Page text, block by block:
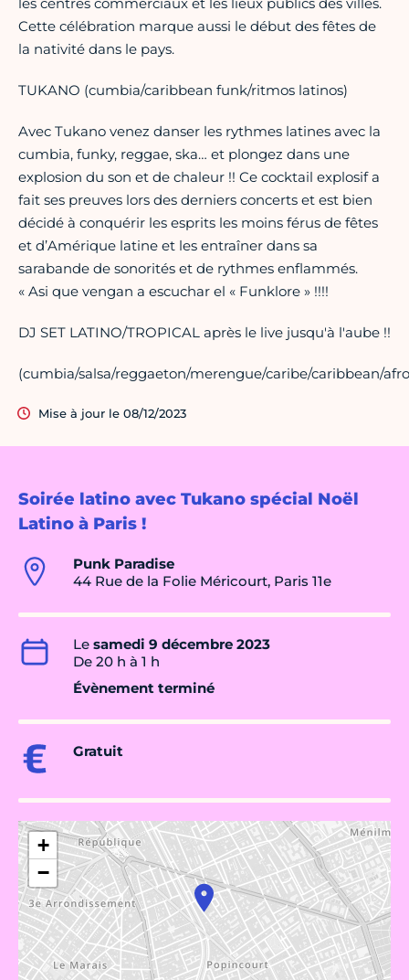
Soirée latino avec Tukano spécial Noël
Latino à Paris !
Punk Paradise
44 Rue de la Folie Méricourt, Paris 11e
Le samedi 9 décembre 2023
De 20 h à 1 h
Évènement terminé
Gratuit
+
−
les centres commerciaux et les lieux publics des villes.
Cette célébration marque aussi le début des fêtes de
la nativité dans le pays.
TUKANO (cumbia/caribbean funk/ritmos latinos)
Avec Tukano venez danser les rythmes latines avec la
cumbia, funky, reggae, ska… et plongez dans une
explosion du son et de chaleur !! Ce cocktail explosif a
fait ses preuves lors des derniers concerts et est bien
décidé à conquérir les esprits les moins férus de fêtes
et d’Amérique latine et les entraîner dans sa
sarabande de sonorités et de rythmes enflammés.
« Asi que vengan a escuchar el « Funklore » !!!!
DJ SET LATINO/TROPICAL après le live jusqu'à l'aube !!
(cumbia/salsa/reggaeton/merengue/caribe/caribbean/
Mise à jour le 08/12/2023